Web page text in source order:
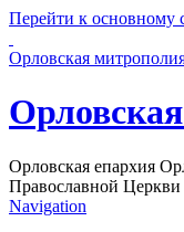
Перейти к основному
Орловская
Орловская епархия
Православной Церкви
Navigation